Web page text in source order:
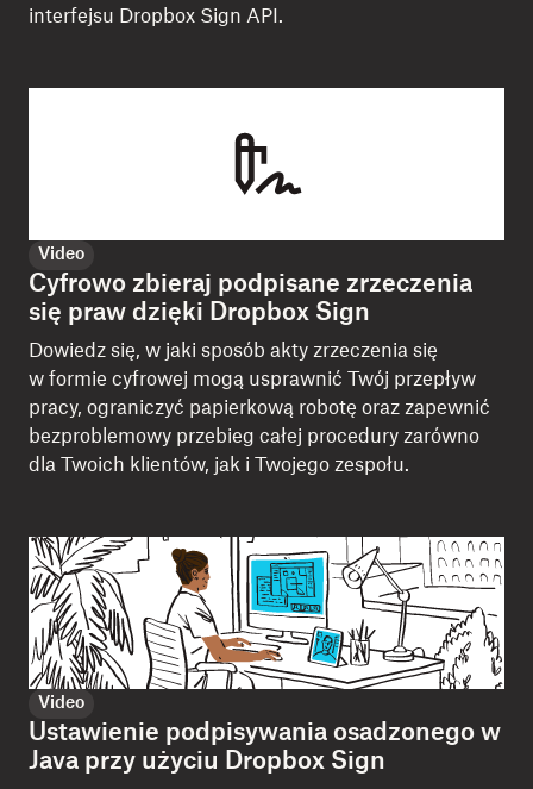
interfejsu Dropbox Sign API.
Video
Cyfrowo zbieraj podpisane zrzeczenia
się praw dzięki Dropbox Sign
Dowiedz się, w jaki sposób akty zrzeczenia się
w formie cyfrowej mogą usprawnić Twój przepływ
pracy, ograniczyć papierkową robotę oraz zapewnić
bezproblemowy przebieg całej procedury zarówno
dla Twoich klientów, jak i Twojego zespołu.
Video
Ustawienie podpisywania osadzonego w
Java przy użyciu Dropbox Sign